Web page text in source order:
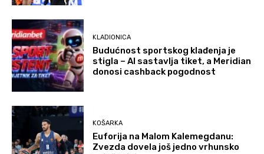
KLADIONICA
Budućnost sportskog klađenja je
stigla – AI sastavlja tiket, a Meridian
donosi cashback pogodnost
KOŠARKA
Euforija na Malom Kalemegdanu:
Zvezda dovela još jedno vrhunsko